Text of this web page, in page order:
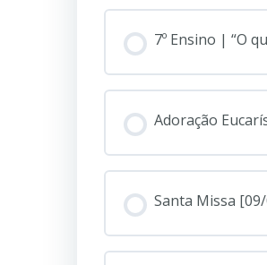
7º Ensino | “O
Adoração
Santa Missa